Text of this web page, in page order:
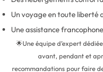
Un voyage en toute liberté
Une assistance
🌟Une équipe d’expert
avant, pendant et
recommandations pour faire